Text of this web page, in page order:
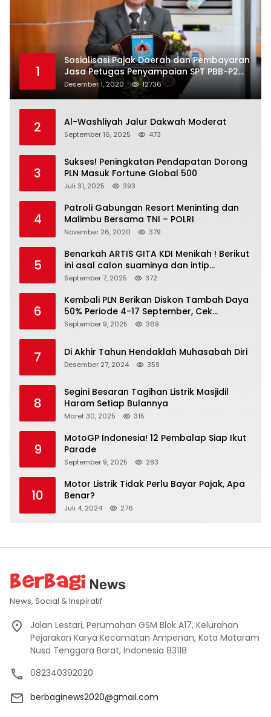
1
Sosialisasi Pajak Daerah dan Pembayaran
Jasa Petugas Penyampaian SPT PBB-P2
Kota Mataram
Desember 1, 2020 12736
2 Al-Washliyah Jalur Dakwah Moderat
September 16, 2025 473
3
Sukses! Peningkatan Pendapatan Dorong
PLN Masuk Fortune Global 500
Juli 31, 2025 393
4
Patroli Gabungan Resort Meninting dan
Malimbu Bersama TNI – POLRI
November 26, 2020 379
5
Benarkah ARTIS GITA KDI Menikah ! Berikut
ini asal calon suaminya dan intip
undangannya
September 7, 2025 372
6
Kembali PLN Berikan Diskon Tambah Daya
50% Periode 4-17 September, Cek
Ketentuannya!
September 9, 2025 369
7 Di Akhir Tahun Hendaklah Muhasabah Diri
Desember 27, 2024 359
8
Segini Besaran Tagihan Listrik Masjidil
Haram Setiap Bulannya
Maret 30, 2025 315
9
MotoGP Indonesia! 12 Pembalap Siap Ikut
Parade
September 9, 2025 283
10
Motor Listrik Tidak Perlu Bayar Pajak, Apa
Benar?
Juli 4, 2024 276
News, Social & Inspiratif
Jalan Lestari, Perumahan GSM Blok A17, Kelurahan
Pejarakan Karya Kecamatan Ampenan, Kota Mataram
Nusa Tenggara Barat, Indonesia 83118
082340392020
berbaginews2020@gmail.com